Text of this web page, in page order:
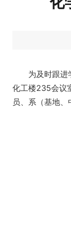
为及时跟进
化工楼235会议
员、系（基地